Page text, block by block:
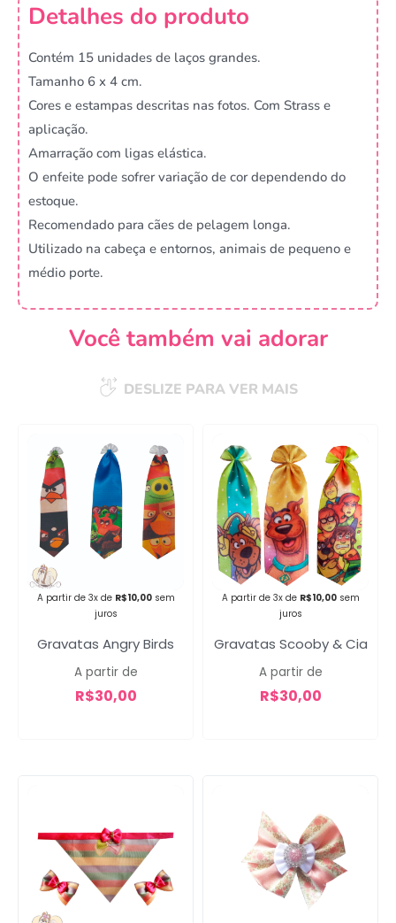
Detalhes do produto
Contém 15 unidades de laços grandes.
Tamanho 6 x 4 cm.
Cores e estampas descritas nas fotos. Com Strass e
aplicação.
Amarração com ligas elástica.
O enfeite pode sofrer variação de cor dependendo do
estoque.
Recomendado para cães de pelagem longa.
Utilizado na cabeça e entornos, animais de pequeno e
médio porte.
Você também vai adorar
DESLIZE PARA VER MAIS
A partir de 3x de R$10,00 sem
juros
Gravatas Angry Birds
A partir de
R$30,00
A partir de 3x de R$10,00 sem
juros
Gravatas Scooby & Cia
A partir de
R$30,00
Campanha lançada com
sucesso!
Voltar